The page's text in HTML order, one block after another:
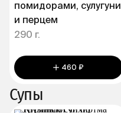
помидорами, сулугуни
и перцем
290 г.
460 ₽
Супы